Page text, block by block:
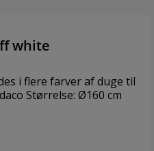
white
i flere farver af duge til